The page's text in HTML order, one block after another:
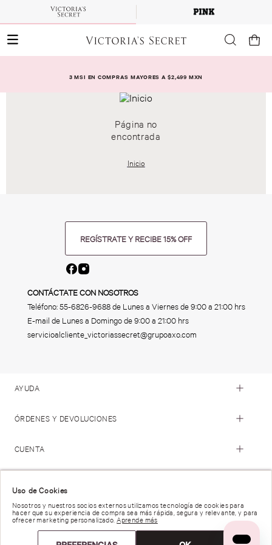
3 MSI EN COMPRAS MAYORES A $2,499 MXN
Uso de Cookies
Nosotros y nuestros socios externos utilizamos tecnología de cookies para
hacer que su experiencia de compra sea más rápida, segura y relevante, y para
ofrecer marketing personalizado. Aprende más
Página no
encontrada
Inicio
REGÍSTRATE Y RECIBE 15% OFF
CONTÁCTATE CON NOSOTROS
Teléfono:55-6826-9688de Lunes a Viernes de 9:00 a 21:00 hrs
E-mail de Lunes a Domingo de 9:00 a 21:00 hrs
servicioalcliente_victoriassecret@grupoaxo.com
AYUDA
ÓRDENES Y DEVOLUCIONES
CUENTA
Términos de Uso |Privacidad y Seguridad |
Derechos de Privacidad |Preferencias de anuncios |